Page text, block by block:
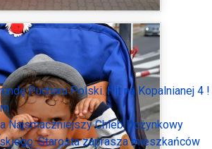
Pucharu Polski. Hit na Kopalnianej 4 !
Najsmaczniejszy Chleb Dożynkowy
Starosta zaprasza mieszkańców